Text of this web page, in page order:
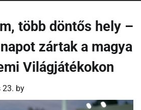
több döntős hely –
zártak a magya
Világjátékokon
23. by